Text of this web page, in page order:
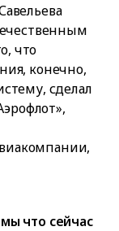
что
конечно,
сделал
что сейчас